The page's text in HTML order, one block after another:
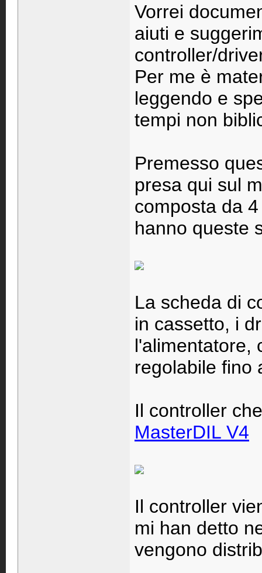
Vorrei
aiuti e
controller/
Per me è
leggendo e
tempi non
Premesso
presa qui sul
composta da
hanno queste
La scheda di
in cassetto, i
l'alimentatore,
regolabile fino
Il controller
MasterDIL V4
Il controller
mi han detto
vengono